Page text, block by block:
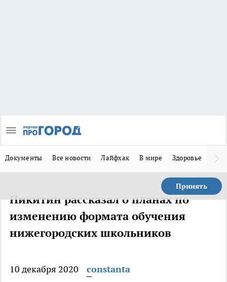
Документы Все новости Лайфхак В мире Здоровье
Принять
Никитин рассказал о планах по
изменению формата обучения
нижегородских школьников
10 декабря 2020
constanta